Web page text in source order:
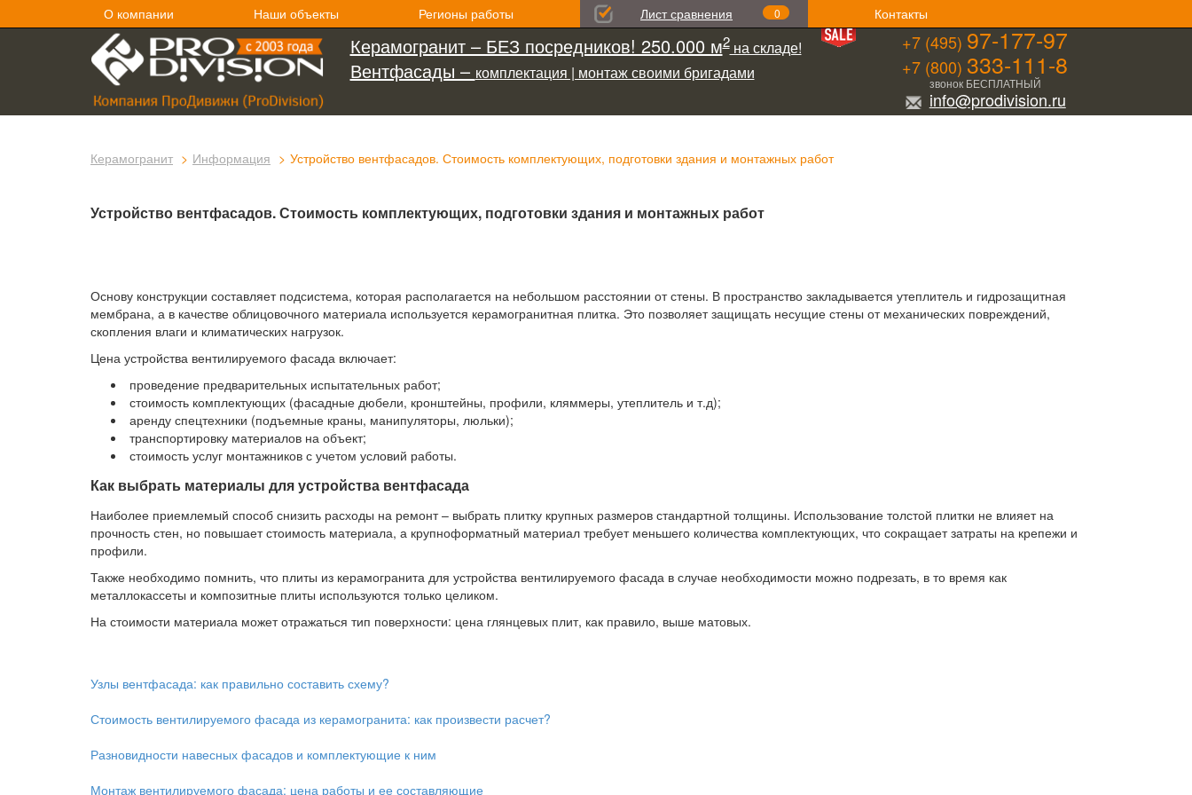
О компании Наши объекты Регионы работы Лист сравнения 0 Контакты
Керамогранит – БЕЗ посредников! 250.000 м2на складе!
Вентфасады – комплектация | монтаж своими бригадами
+7 (495) 97-177-97
+7 (800) 333-111-8
звонок БЕСПЛАТНЫЙ
info@prodivision.ru
Керамогранит Информация Устройство вентфасадов. Стоимость комплектующих, подготовки здания и монтажных работ
Устройство вентфасадов. Стоимость комплектующих, подготовки здания и монтажных работ
Основу конструкции составляет подсистема, которая располагается на небольшом расстоянии от стены. В пространство закладывается утеплитель и гидрозащитная
мембрана, а в качестве облицовочного материала используется керамогранитная плитка. Это позволяет защищать несущие стены от механических повреждений,
скопления влаги и климатических нагрузок.
Цена устройства вентилируемого фасада включает:
проведение предварительных испытательных работ;
стоимость комплектующих (фасадные дюбели, кронштейны, профили, кляммеры, утеплитель и т.д);
аренду спецтехники (подъемные краны, манипуляторы, люльки);
транспортировку материалов на объект;
стоимость услуг монтажников с учетом условий работы.
Как выбрать материалы для устройства вентфасада
Наиболее приемлемый способ снизить расходы на ремонт – выбрать плитку крупных размеров стандартной толщины. Использование толстой плитки не влияет на
прочность стен, но повышает стоимость материала, а крупноформатный материал требует меньшего количества комплектующих, что сокращает затраты на крепежи и
профили.
Также необходимо помнить, что плиты из керамогранита для устройства вентилируемого фасада в случае необходимости можно подрезать, в то время как
металлокассеты и композитные плиты используются только целиком.
На стоимости материала может отражаться тип поверхности: цена глянцевых плит, как правило, выше матовых.
Узлы вентфасада: как правильно составить схему?
Стоимость вентилируемого фасада из керамогранита: как произвести расчет?
Разновидности навесных фасадов и комплектующие к ним
Монтаж вентилируемого фасада: цена работы и ее составляющие